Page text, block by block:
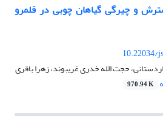
و چیرگی گیاهان چوبی در قلمرو
10.22034/
حجت الله خدری غریبوند، زهرا باقری
970.94 K